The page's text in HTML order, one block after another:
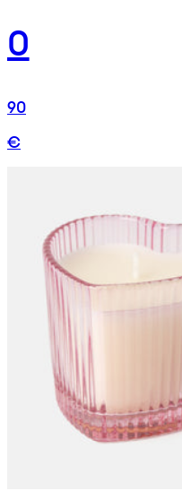
0
90
€